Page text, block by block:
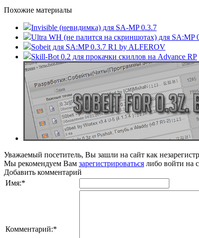
Похожие материалы
Invisible (невидимка) для SA-MP 0.3.7
Ultra WH (не палится на скриншотах) для SA:MP
Sobeit для SA:MP 0.3.7 R1 by ALFEROV
Skill-Bot 0.2 для прокачки скиллов на Advance RP
Уважаемый посетитель, Вы зашли на сайт как
Мы рекомендуем Вам зарегистрироваться либо войти на
Добавить комментарий
Имя:*
Комментарий:*